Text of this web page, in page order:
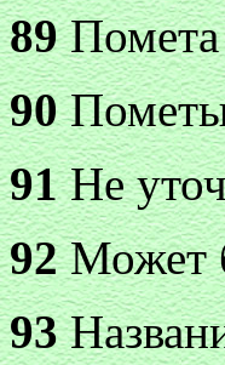
89Помета
90Пометы
91Не
92Может
93